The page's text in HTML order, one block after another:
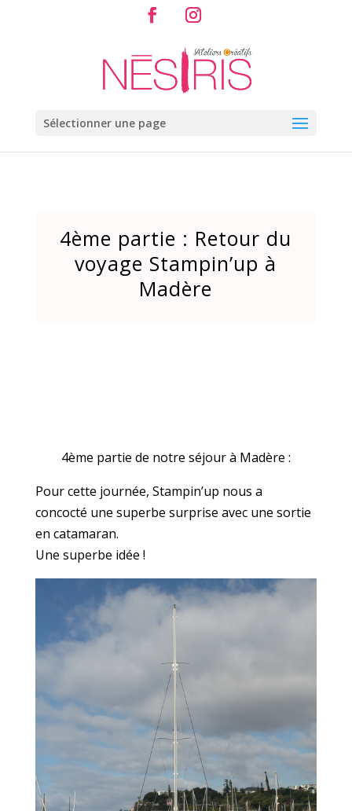
Sélectionner une page
4ème partie : Retour du
voyage Stampin’up à
Madère
4ème partie de notre séjour à Madère :
Pour cette journée, Stampin’up nous a
concocté une superbe surprise avec une sortie
en catamaran.
Une superbe idée !